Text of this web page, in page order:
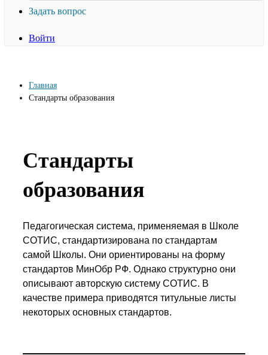
Задать вопрос
Войти
Главная
Стандарты образования
Стандарты
образования
Педагогическая система, применяемая в Школе
СОТИС, стандартизирована по стандартам
самой Школы. Они ориентированы на форму
стандартов МинОбр РФ. Однако структурно они
описывают авторскую систему СОТИС. В
качестве примера приводятся титульные листы
некоторых основных стандартов.